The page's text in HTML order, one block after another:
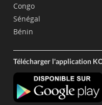
Congo
Sénégal
Bénin
Télécharger l'application